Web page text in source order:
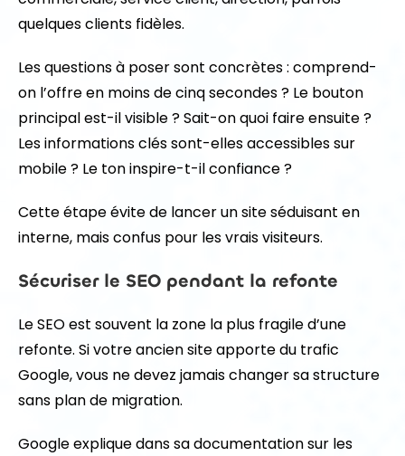
quelques clients fidèles.
Les questions à poser sont concrètes : comprend-
on l’offre en moins de cinq secondes ? Le bouton
principal est-il visible ? Sait-on quoi faire ensuite ?
Les informations clés sont-elles accessibles sur
mobile ? Le ton inspire-t-il confiance ?
Cette étape évite de lancer un site séduisant en
interne, mais confus pour les vrais visiteurs.
Sécuriser le SEO pendant la refonte
Le SEO est souvent la zone la plus fragile d’une
refonte. Si votre ancien site apporte du trafic
Google, vous ne devez jamais changer sa structure
sans plan de migration.
Google explique dans sa documentation sur les